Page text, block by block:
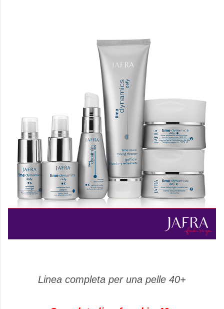
Linea completa per una pelle 40+